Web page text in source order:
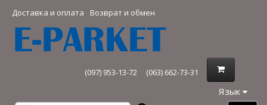
Доставка и оплата Возврат и обмен
(097) 953-13-72 (063) 662-73-31
Язык